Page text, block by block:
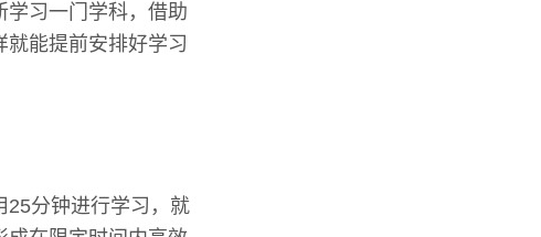
学习一门学科，借助
能提前安排好学习
25分钟进行学习，就